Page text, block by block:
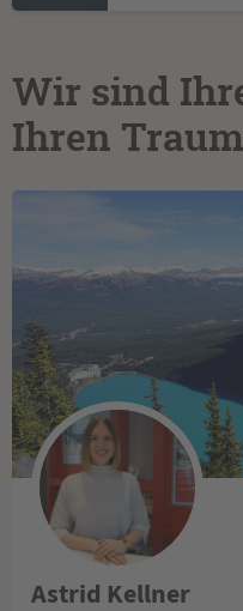
Wir sind
Ihren
Astrid Kellner